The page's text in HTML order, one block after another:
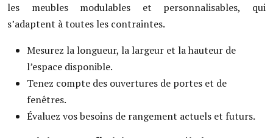
les meubles modulables et personnalisables, qui
s’adaptent à toutes les contraintes.
Mesurez la longueur, la largeur et la hauteur de
l’espace disponible.
Tenez compte des ouvertures de portes et de
fenêtres.
Évaluez vos besoins de rangement actuels et futurs.